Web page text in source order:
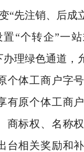
“先注销、后成
置“个转企”一
办理绿色通道，
个体工商户字
有原个体工商
商标权、名称
台相关奖励和